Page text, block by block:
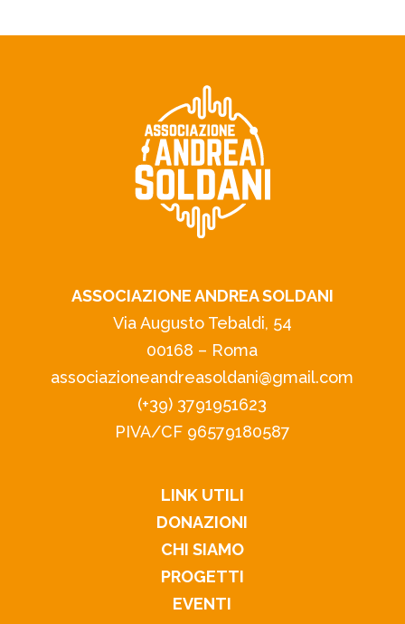
ASSOCIAZIONE ANDREA SOLDANI
Via Augusto Tebaldi, 54
00168 – Roma
associazioneandreasoldani@gmail.com
(+39) 3791951623
PIVA/CF 96579180587
LINK UTILI
DONAZIONI
CHI SIAMO
PROGETTI
EVENTI